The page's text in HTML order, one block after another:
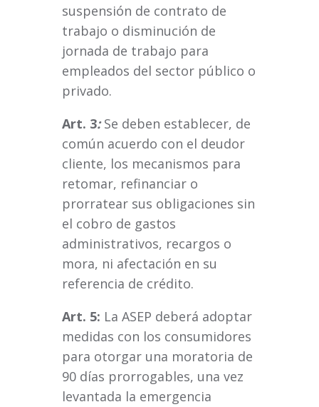
suspensión de contrato de
trabajo o disminución de
jornada de trabajo para
empleados del sector público o
privado.
Art. 3:Se deben establecer, de
común acuerdo con el deudor
cliente, los mecanismos para
retomar, refinanciar o
prorratear sus obligaciones sin
el cobro de gastos
administrativos, recargos o
mora, ni afectación en su
referencia de crédito.
Art. 5: La ASEP deberá adoptar
medidas con los consumidores
para otorgar una moratoria de
90 días prorrogables, una vez
levantada la emergencia